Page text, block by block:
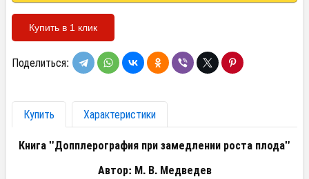
Купить в 1 клик
Поделиться:
Купить
Характеристики
Книга "Допплерография при замедлении роста плода"
Автор: М. В. Медведев